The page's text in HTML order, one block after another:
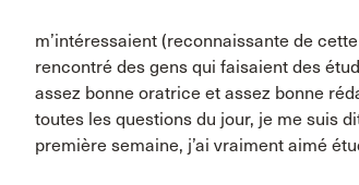
m’intéressaient (reconnaissante de
rencontré des gens qui faisaient des
assez bonne oratrice et assez bonne
toutes les questions du jour, je me suis
première semaine, j’ai vraiment aimé